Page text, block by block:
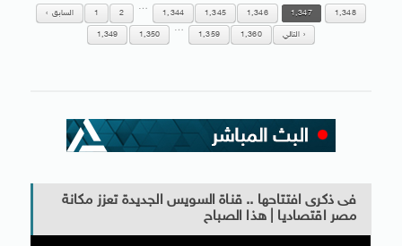
السابق 1 2
…
1,344 1,345 1,346 1,347 1,348
1,349 1,350
…
1,359 1,360 التالي
فى ذكرى افتتاحها .. قناة السويس الجديدة تعزز مكانة
مصر اقتصاديا | هذا الصباح